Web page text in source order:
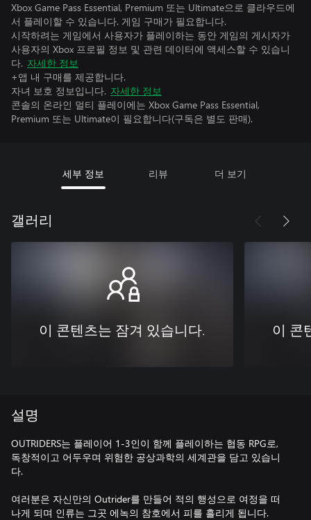
Xbox Game Pass Essential, Premium 또는 Ultimate으로 클라우드에
서 플레이할 수 있습니다. 게임 구매가 필요합니다.
시작하려는 게임에서 사용자가 플레이하는 동안 게임의 게시자가
사용자의 Xbox 프로필 정보 및 관련 데이터에 액세스할 수 있습니
다. 자세한 정보
+앱 내 구매를 제공합니다.
자녀 보호 정보입니다. 자세한 정보
콘솔의 온라인 멀티 플레이에는 Xbox Game Pass Essential,
Premium 또는 Ultimate이 필요합니다(구독은 별도 판매).
세부 정보 리뷰 더 보기
갤러리
이 콘텐츠는 잠겨 있습니다. 이 콘
설명
OUTRIDERS는 플레이어 1-3인이 함께 플레이하는 협동 RPG로,
독창적이고 어두우며 위험한 공상과학의 세계관을 담고 있습니
다.
여러분은 자신만의 Outrider를 만들어 적의 행성으로 여정을 떠
나게 되며 인류는 그곳 에녹의 참호에서 피를 흘리게 됩니다.